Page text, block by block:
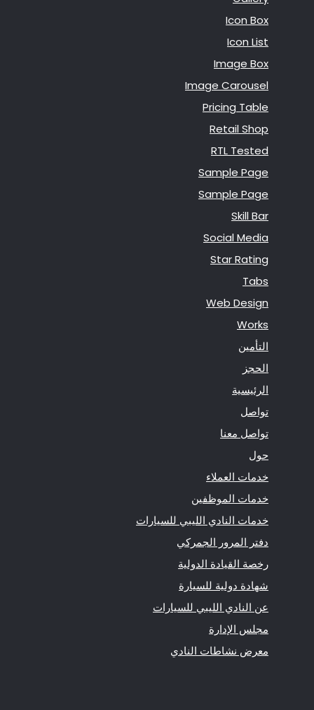
Icon Box
Icon List
Image Box
Image Carousel
Pricing Table
Retail Shop
RTL Tested
Sample Page
Sample Page
Skill Bar
Social Media
Star Rating
Tabs
Web Design
Works
التأمين
الحجز
الرئيسية
تواصل
تواصل معنا
حول
خدمات العملاء
خدمات الموظفين
خدمات النادي الليبي للسيارات
دفتر المرور الجمركي
رخصة القيادة الدولية
شهادة دولية للسيارة
عن النادي الليبي للسيارات
مجلس الإدارة
معرض نشاطات النادي